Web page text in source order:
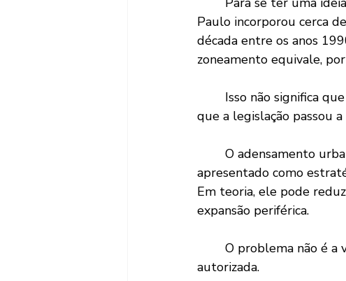
Paulo incorporou cerca
década entre os anos
zoneamento equivale,
que a legislação passou
apresentado como
Em teoria, ele pode
expansão periférica.
autorizada.